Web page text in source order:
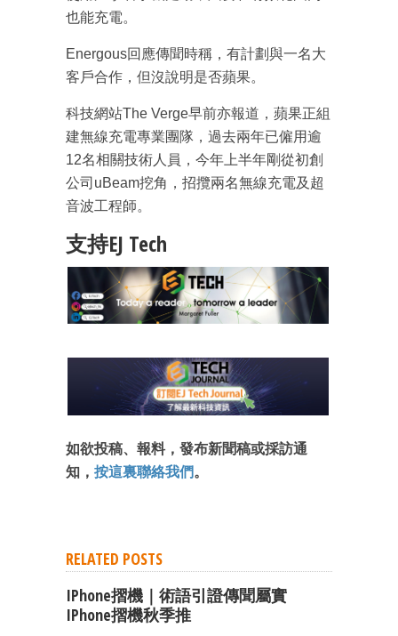
也能充電。
Energous回應傳聞時稱，有計劃與一名大
客戶合作，但沒說明是否蘋果。
科技網站The Verge早前亦報道，蘋果正組
建無線充電專業團隊，過去兩年已僱用逾
12名相關技術人員，今年上半年剛從初創
公司uBeam挖角，招攬兩名無線充電及超
音波工程師。
支持EJ Tech
如欲投稿、報料，發布新聞稿或採訪通
知， 按這裏聯絡我們。
RELATED POSTS
IPhone摺機｜術語引證傳聞屬實
IPhone摺機秋季推